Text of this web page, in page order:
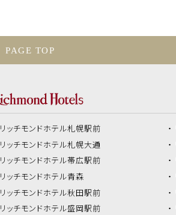
PAGE TOP
リッチモンドホテル札幌駅前
リッチモンドホテル札幌大通
リッチモンドホテル帯広駅前
リッチモンドホテル青森
リッチモンドホテル秋田駅前
リッチモンドホテル盛岡駅前